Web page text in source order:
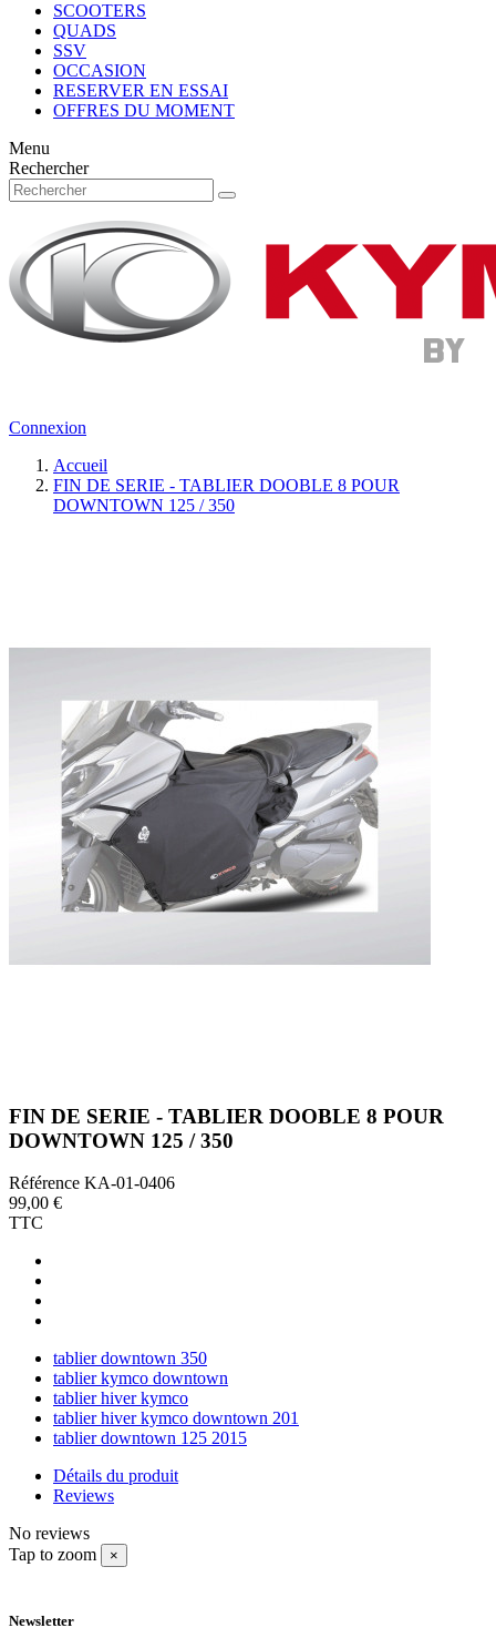
SCOOTERS
QUADS
SSV
OCCASION
RESERVER EN ESSAI
OFFRES DU MOMENT
Menu
Rechercher
Connexion
Accueil
FIN DE SERIE - TABLIER DOOBLE 8 POUR
DOWNTOWN 125 / 350
FIN DE SERIE - TABLIER DOOBLE 8 POUR
DOWNTOWN 125 / 350
Référence KA-01-0406
99,00 €
TTC
tablier downtown 350
tablier kymco downtown
tablier hiver kymco
tablier hiver kymco downtown 201
tablier downtown 125 2015
Détails du produit
Reviews
No reviews
Tap to zoom
×
Newsletter